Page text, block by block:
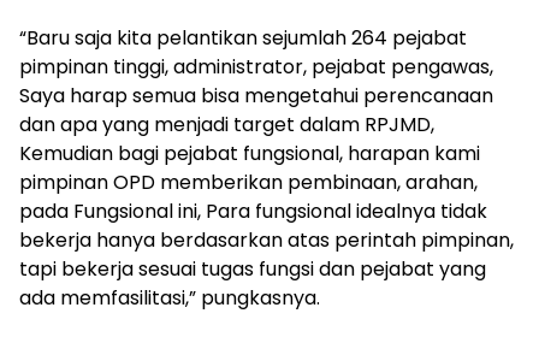
“Baru saja kita pelantikan sejumlah 264 pejabat
pimpinan tinggi, administrator, pejabat pengawas,
Saya harap semua bisa mengetahui perencanaan
dan apa yang menjadi target dalam RPJMD,
Kemudian bagi pejabat fungsional, harapan kami
pimpinan OPD memberikan pembinaan, arahan,
pada Fungsional ini, Para fungsional idealnya tidak
bekerja hanya berdasarkan atas perintah pimpinan,
tapi bekerja sesuai tugas fungsi dan pejabat yang
ada memfasilitasi,” pungkasnya.